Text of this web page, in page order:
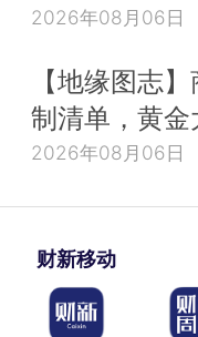
2026年08月06日
【地缘图志
制清单，黄
2026年08月06日
财新移动